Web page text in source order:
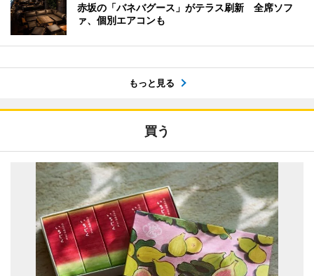
赤坂の「バネバグース」がテラス刷新 全席ソフ
ァ、個別エアコンも
もっと見る
買う